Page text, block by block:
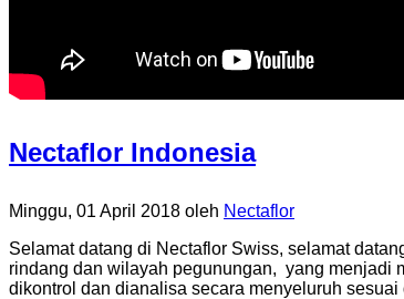
Nectaflor Indonesia
Minggu, 01 April 2018 oleh Nectaflor
Selamat datang di Nectaflor Swiss, selamat
rindang dan wilayah pegunungan, yang menjadi
dikontrol dan dianalisa secara menyeluruh